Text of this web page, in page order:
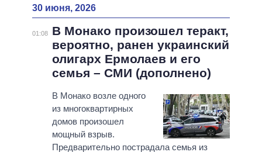
30 июня, 2026
01:08
В Монако произошел теракт,
вероятно, ранен украинский
олигарх Ермолаев и его
семья – СМИ (дополнено)
В Монако возле одного
из многоквартирных
домов произошел
мощный взрыв.
Предварительно пострадала семья из